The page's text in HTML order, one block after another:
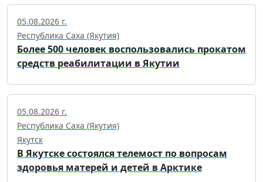
05.08.2026 г.
Республика Саха (Якутия)
Более 500 человек воспользовались прокатом
средств реабилитации в Якутии
05.08.2026 г.
Республика Саха (Якутия)
Якутск
В Якутске состоялся телемост по вопросам
здоровья матерей и детей в Арктике